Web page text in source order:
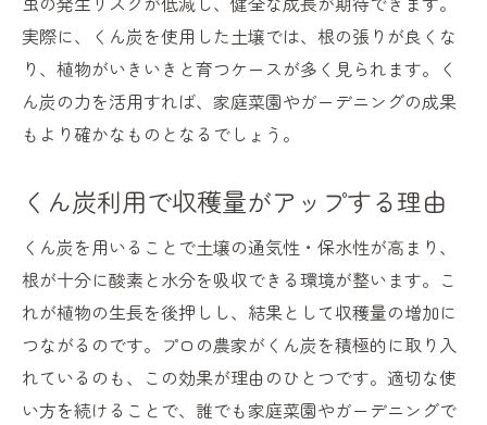
実際に、くん炭を使用した土壌では、根の張りが良くな
り、植物がいきいきと育つケースが多く見られます。く
ん炭の力を活用すれば、家庭菜園やガーデニングの成果
もより確かなものとなるでしょう。
くん炭利用で収穫量がアップする理由
くん炭を用いることで土壌の通気性・保水性が高まり、
根が十分に酸素と水分を吸収できる環境が整います。こ
れが植物の生長を後押しし、結果として収穫量の増加に
つながるのです。プロの農家がくん炭を積極的に取り入
れているのも、この効果が理由のひとつです。適切な使
い方を続けることで、誰でも家庭菜園やガーデニングで